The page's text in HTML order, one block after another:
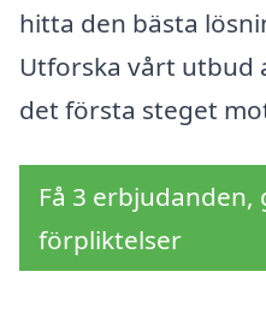
hitta den bästa
Utforska vårt utbud
det första steget
Få 3
förpliktelser